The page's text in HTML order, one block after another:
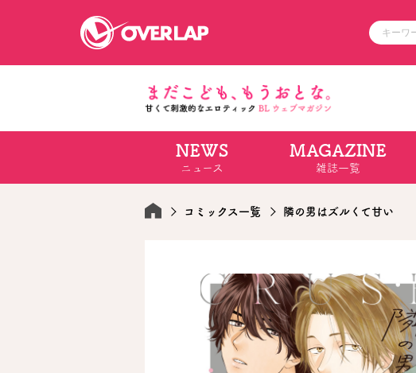
コミッククリエ
ラブパルフェ
ライトノベル
ノベルス
ロサージュノベルス
コミッククリエ
NEWS
ニュース
MAGAZINE
雑誌一覧
コミックス一覧 隣の男はズルくて甘い